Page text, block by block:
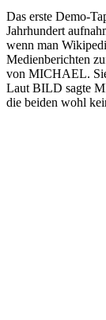
Das erste Demo-
Jahrhundert
wenn man
Medienberichten
von MICHAEL.
Laut BILD sagte
die beiden wohl